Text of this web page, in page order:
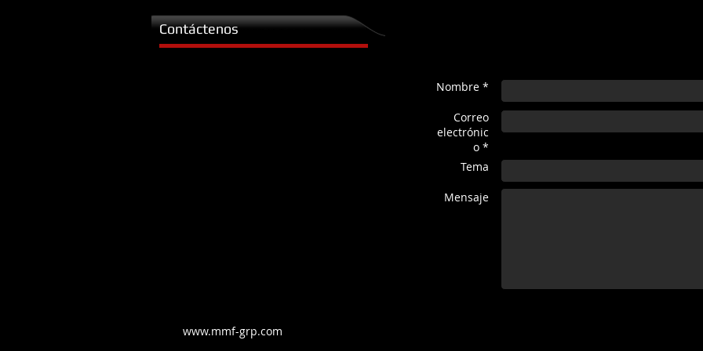
www.mmf-grp.com
Nombre *
Correo
electrónic
o *
Tema
Mensaje
Contáctenos